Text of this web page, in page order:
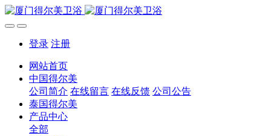
登录 注册
网站首页
中国得尔美
公司简介 在线留言 在线反馈 公司公告
泰国得尔美
产品中心
全部